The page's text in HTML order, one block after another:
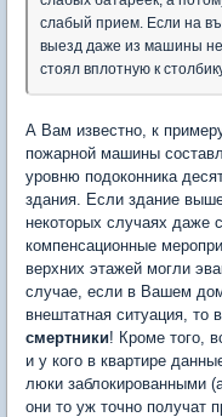
слабый прием. Если на
выезд даже из машины
стоял вплотную к
А Вам известно, к
пожарной машины
уровню подоконника
здания. Если здание
некоторых случаях даже
компенсационные
верхних этажей могли
случае, если в Вашем
внештатная ситуация, то
смертники! Кроме того,
и у кого в квартире
люки заблокированными
они то уж точно получат